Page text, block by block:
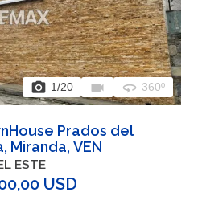
photo_camera 1/20 videocam 360 360º
Prados del
Miranda, VEN
ESTE
USD